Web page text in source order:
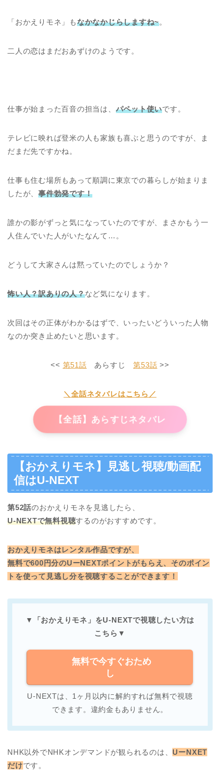
「おかえりモネ」もなかなかじらしますね~。
二人の恋はまだおあずけのようです。
仕事が始まった百音の担当は、 パペット使いです。
テレビに映れば登米の人も家族も喜ぶと思うのですが、ま
だまだ先ですかね。
仕事も住む場所もあって順調に東京での暮らしが始まりま
したが、事件勃発です！
誰かの影がずっと気になっていたのですが、まさかもう一
人住んでいた人がいたなんて…。
どうして大家さんは黙っていたのでしょうか？
怖い人？訳ありの人？など気になります。
次回はその正体がわかるはずで、いったいどういった人物
なのか突き止めたいと思います。
<< 第51話 あらすじ第53話 >>
＼全話ネタバレはこちら／
【全話】あらすじネタバレ
【おかえりモネ】見逃し視聴/動画配
信はU-NEXT
第52話のおかえりモネを見逃したら、
U-NEXTで無料視聴するのがおすすめです。
おかえりモネはレンタル作品ですが、
無料で600円分のUーNEXTポイントがもらえ、そのポイン
トを使って見逃し分を視聴することができます！
▼「おかえりモネ」をU-NEXTで視聴したい方は
こちら ▼
無料で今すぐおため
し
U-NEXTは、1ヶ月以内に解約すれば無料で視聴
できます。違約金もありません。
NHK以外でNHKオンデマンドが観られるのは、 UーNXET
だけです。